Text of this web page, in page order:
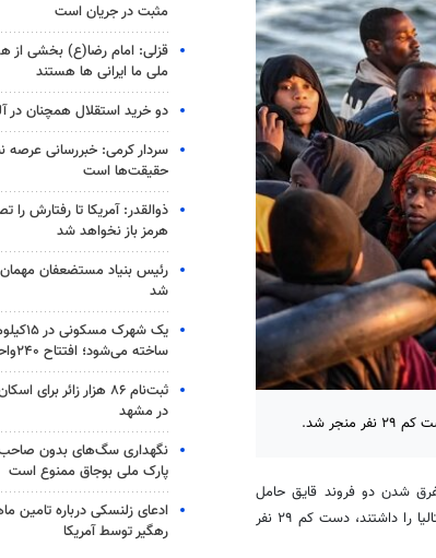
شد.
شدن دو فروند قایق حامل
مهاجران آفریقای جنوبی در ساحل تونس که قصد عبور از دریای مدیترانه و رسیدن به ایتالیا را داشتند، دست کم ۲۹ نفر
مثبت در جریان است
قزلی: امام رضا(ع) بخشی از
ملی ما ایرانی ها هستند
دو خرید استقلال همچنان در
سردار کرمی: خبررسانی عرصه
حقیقت‌ها است
ذوالقدر: آمریکا تا رفتارش را
هرمز باز نخواهد شد
رئیس بنیاد مستضعفان مهمان
شد
یک شهرک
ساخته می‌شود؛ افتتاح ۲۴۰واحد مسکن
ثبت‌نام ۸۶ هزار زائر
در مشهد
نگهداری سگ‌های بدون
پارک ملی بوجاق ممنوع است
ادعای زلنسکی درباره تامین
رهگیر توسط آمریکا